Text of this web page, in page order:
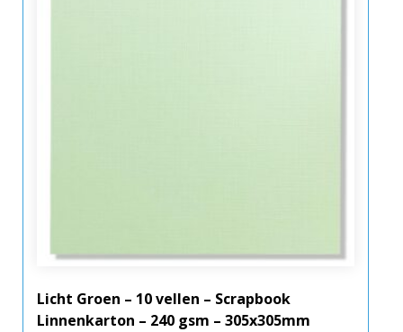
Licht Groen – 10 vellen – Scrapbook
Linnenkarton – 240 gsm – 305x305mm